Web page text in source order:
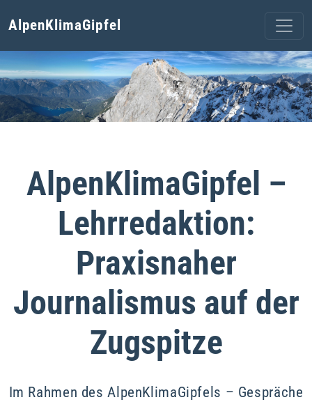
AlpenKlimaGipfel
AlpenKlimaGipfel –
Lehrredaktion:
Praxisnaher
Journalismus auf der
Zugspitze
Im Rahmen des AlpenKlimaGipfels – Gespräche